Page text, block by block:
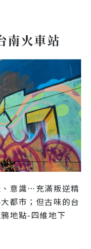
南火車站
意識…充滿叛逆精
都市；但古味的台
地點-四維地下